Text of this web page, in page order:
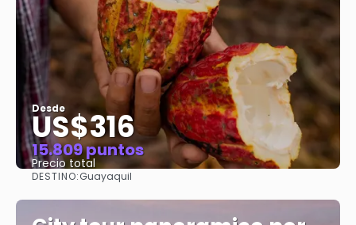
Desde
US$316
15.809 puntos
Precio total
DESTINO:Guayaquil